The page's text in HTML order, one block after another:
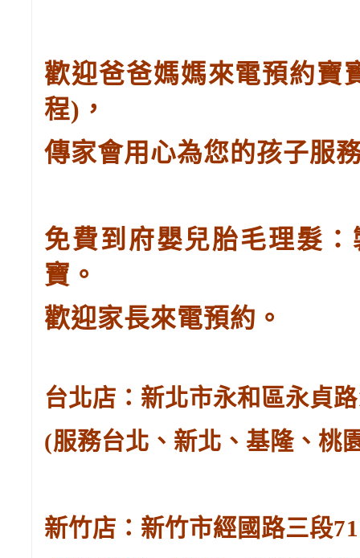
歡迎爸爸媽媽來電預約寶
程) ，
傳家會用心為您的孩子服
免費到府嬰兒胎毛理髮
寶。
歡迎家長來電預約。
台北店：新北市永和區永貞
(服務台北、新北、基隆、桃
新竹店：新竹市經國路三段